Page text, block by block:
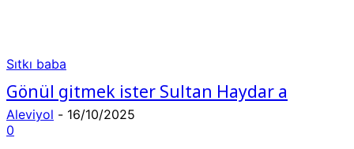
Sıtkı baba
Gönül gitmek ister Sultan Haydar a
Aleviyol - 16/10/2025
0